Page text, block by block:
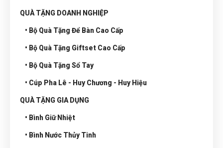
QUÀ TẶNG DOANH NGHIỆP
• Bộ Quà Tặng Để Bàn Cao Cấp
• Bộ Quà Tặng Giftset Cao Cấp
• Bộ Quà Tặng Sổ Tay
• Cúp Pha Lê - Huy Chương - Huy Hiệu
QUÀ TẶNG GIA DỤNG
• Bình Giữ Nhiệt
• Bình Nước Thủy Tinh